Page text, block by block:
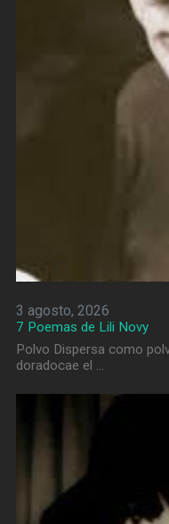
3 agosto, 2026
7 Poemas de Lili Novy
Polvo Dispersa como
doradocae el …